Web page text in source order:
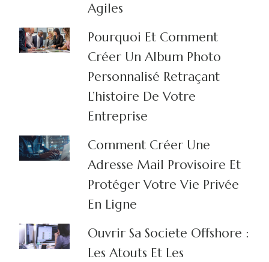
Agiles
Pourquoi Et Comment
Créer Un Album Photo
Personnalisé Retraçant
L’histoire De Votre
Entreprise
Comment Créer Une
Adresse Mail Provisoire Et
Protéger Votre Vie Privée
En Ligne
Ouvrir Sa Societe Offshore :
Les Atouts Et Les